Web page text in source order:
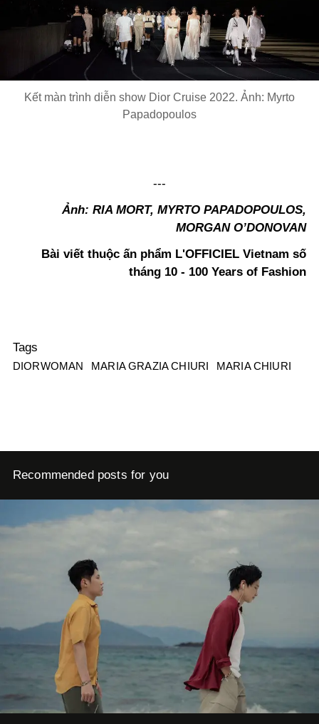
Kết màn trình diễn show Dior Cruise 2022. Ảnh: Myrto
Papadopoulos
---
Ảnh: RIA MORT, MYRTO PAPADOPOULOS,
MORGAN O’DONOVAN
Bài viết thuộc ấn phẩm L'OFFICIEL Vietnam số
tháng 10 - 100 Years of Fashion
Tags
DIORWOMAN MARIA GRAZIA CHIURI MARIA CHIURI
Recommended posts for you